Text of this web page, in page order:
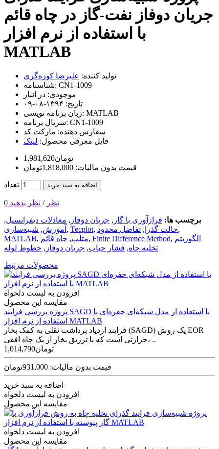
جریان دوفاز نفت-گاز در چاه قائم
با استفاده از نرم افزار
MATLAB
تولید کننده: علیرضا کوزه‌گری
شناسنامه: CN1-1009
موجودی: در انبار
تاریخ: ۱۳۹۴-۰۸-۰۹
زبان برنامه نویسی: MATLAB
سریال برنامه: CN1-1009
سفارش دهنده: مارکت کد
فایل معرفی محصول: لینک
1,981,620تومان
قیمت بدون مالیات: 1,818,000تومان
تعداد اضافه به سبد خرید
0 نظر / نظر بدهید
برچسب ها: فرازآوری با گاز , جریان دوفاز , معادلات دیفرانسیل,
آموزش, شبیه‌سازی , Tecplot, حالت گذرا , تفاضل محدود
,
MATLAB, متلب, چاه قائم , Finite Difference Method, الگوریتم
تخلیه چاه, فشار حباب, جریان دوفاز , خطوط لوله
محصولات مرتبط
افزودن به لیست دلخواه
مقایسه این محصول
پروژه بررسی فرایند SAGD با استفاده از مدل شبکه‌ای حفره‌ای با
استفاده از نرم افزار MATLAB
فرایند ازدیاد برداشت ثقلی به کمک بخار (SAGD) یک روش EOR
حرارتی است که با تزریق بخار از یک چاه افقی، ..
1,014,790تومان
قیمت بدون مالیات: 931,000تومان
اضافه به سبد خرید
افزودن به لیست دلخواه
مقایسه این محصول
افزودن به لیست دلخواه
مقایسه این محصول